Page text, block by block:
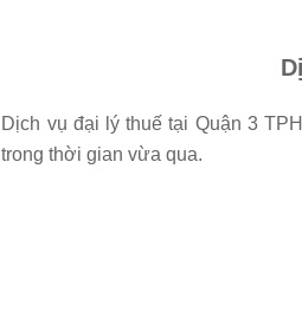
Dịch vụ đại lý thuế tại Quận 3
trong thời gian vừa qua.